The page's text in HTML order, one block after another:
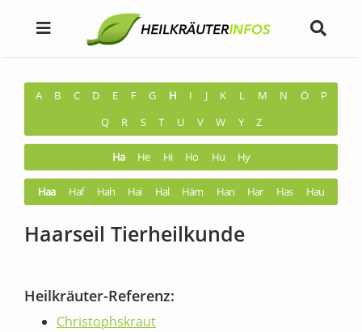
A B C D E F G H I J K L M N Ö
P
Q
R S T U V W Y Z
Ha He Hi Ho Hu Hy
Haa Haf Hah Hai Hal Häm Han Har Has Hau
Haarseil Tierheilkunde
Heilkräuter-Referenz:
Christophskraut